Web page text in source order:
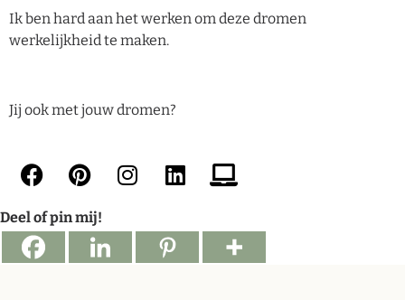
Ik ben hard aan het werken om deze dromen
werkelijkheid te maken.
Jij ook met jouw dromen?
Deel of pin mij!